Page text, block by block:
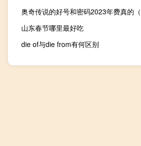
奥奇传说的好号和密码2023年费真的
山东春节哪里最好吃
die of与die from有何区别